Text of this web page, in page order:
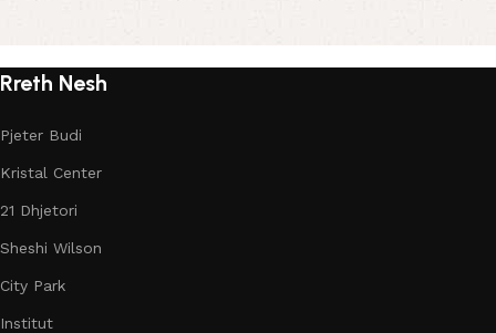
Rreth Nesh
Pjeter Budi
Kristal Center
21 Dhjetori
Sheshi Wilson
City Park
Institut